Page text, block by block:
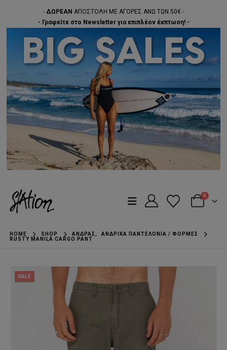
- ΔΩΡΕΑΝ ΑΠΟΣΤΟΛΗ ΜΕ ΑΓΟΡΕΣ ΑΝΩ ΤΩΝ 50€ -
- Γραφείτε στο Newsletter για επιπλέον έκπτωση! -
0
HOME SHOP ΆΝΔΡΑΣ,
ΑΝΔΡΙΚΆ ΠΑΝΤΕΛΌΝΙΑ / ΦΌΡΜΕΣ
RUSTY MANILA CARGO PANT
SALE